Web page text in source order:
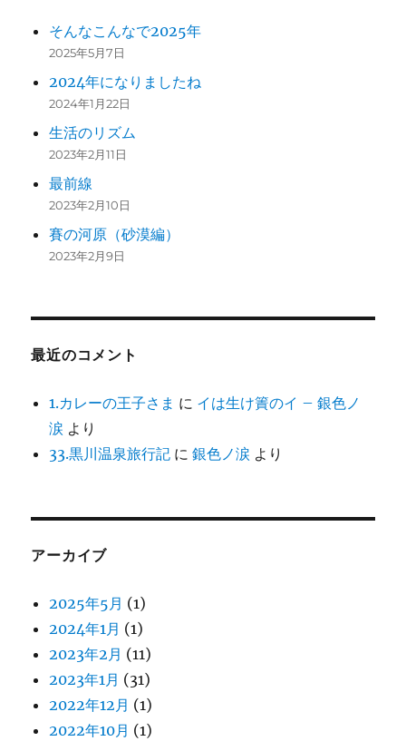
そんなこんなで2025年
2025年5月7日
2024年になりましたね
2024年1月22日
生活のリズム
2023年2月11日
最前線
2023年2月10日
賽の河原（砂漠編）
2023年2月9日
最近のコメント
1.カレーの王子さま に イは生け簀のイ – 銀色ノ
涙 より
33.黒川温泉旅行記 に銀色ノ涙 より
アーカイブ
2025年5月 (1)
2024年1月 (1)
2023年2月 (11)
2023年1月 (31)
2022年12月 (1)
2022年10月 (1)